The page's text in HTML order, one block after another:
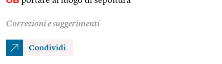
Correzioni e suggerimenti
Condividi